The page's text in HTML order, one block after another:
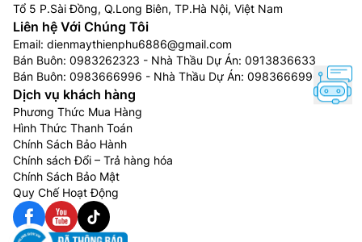
Tổ 5 P.Sài Đồng, Q.Long Biên, TP.Hà Nội, Việt Nam
Liên hệ Với Chúng Tôi
Email: dienmaythienphu6886@gmail.com
Bán Buôn: 0983262323 - Nhà Thầu Dự Án: 0913836633
Bán Buôn: 0983666996 - Nhà Thầu Dự Án: 0983666996
Dịch vụ khách hàng
Phương Thức Mua Hàng
Hình Thức Thanh Toán
Chính Sách Bảo Hành
Chính sách Đổi – Trả hàng hóa
Chính Sách Bảo Mật
Quy Chế Hoạt Động